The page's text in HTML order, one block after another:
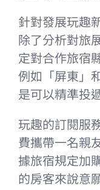
針對發展玩趣
除了分析對旅
定對合作旅宿
例如「屏東」
是可以精準投
玩趣的訂閱服
費攜帶一名親
據旅宿規定加
的房客來說意